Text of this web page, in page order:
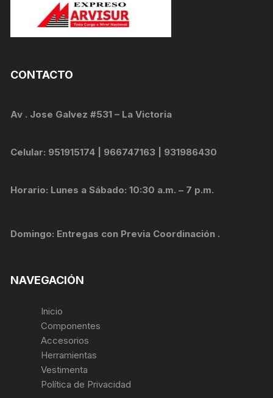
CONTACTO
Av . Jose Galvez #531 – La Victoria
Celular: 951915174 | 966747163 | 931986430
Horario: Lunes a Sábado: 10:30 a.m. – 7 p.m.
Domingo: Entregas con Previa Coordinación .
NAVEGACIÓN
Inicio
Componentes
Accesorios
Herramientas
Vestimenta
Política de Privacidad